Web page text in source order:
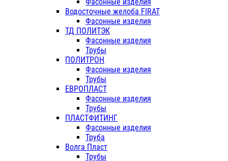
Водосточные желоба FIRAT
Фасонные изделия
ТД ПОЛИТЭК
Фасонные изделия
Трубы
ПОЛИТРОН
Фасонные изделия
Трубы
ЕВРОПЛАСТ
Фасонные изделия
Трубы
ПЛАСТФИТИНГ
Фасонные изделия
Труба
Волга Пласт
Трубы